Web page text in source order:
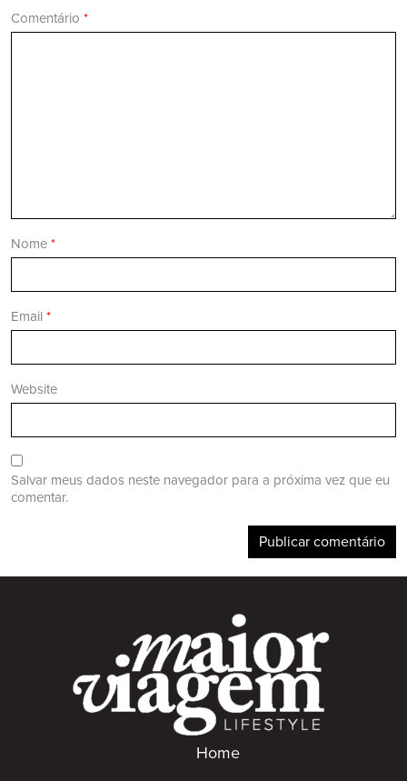
Comentário *
Nome *
Email *
Website
Salvar meus dados neste navegador para a próxima vez que eu
comentar.
Home